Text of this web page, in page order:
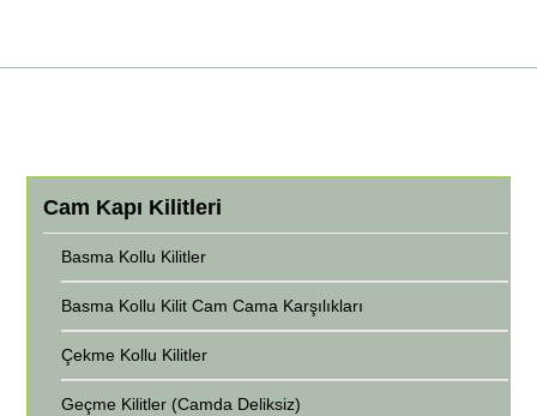
Cam Kapı Kilitleri
Basma Kollu Kilitler
Basma Kollu Kilit Cam Cama Karşılıkları
Çekme Kollu Kilitler
Geçme Kilitler (Camda Deliksiz)